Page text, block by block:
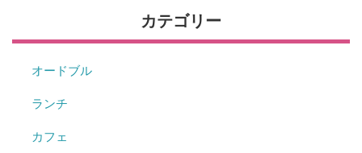
カテゴリー
オードブル
ランチ
カフェ